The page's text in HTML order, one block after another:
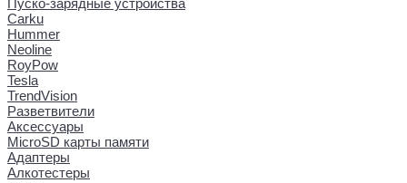
Пуско-зарядные устройства
Carku
Hummer
Neoline
RoyPow
Tesla
TrendVision
Разветвители
Аксессуары
MicroSD карты памяти
Адаптеры
Алкотестеры